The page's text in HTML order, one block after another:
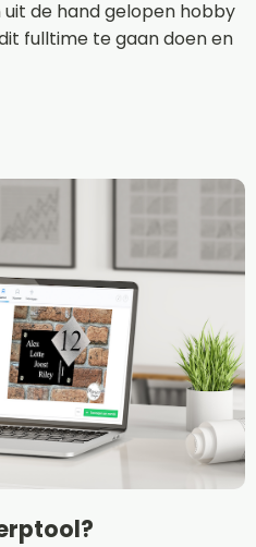
de hand gelopen hobby
fulltime te gaan doen en